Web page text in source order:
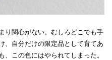
り関心がない。むしろどこでも手
、自分だけの限定品として育てあ
この色にはやられてしまった。